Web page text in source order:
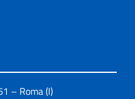
– Roma (I)